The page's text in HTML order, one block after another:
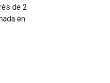
de 2
en